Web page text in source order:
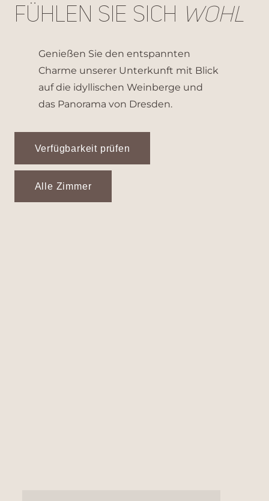
Fühlen Sie sich wohl
Genießen Sie den entspannten
Charme unserer Unterkunft mit Blick
auf die idyllischen Weinberge und
das Panorama von Dresden.
Verfügbarkeit prüfen
Alle Zimmer